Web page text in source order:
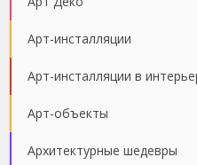
Арт-инсталляции
Арт-инсталляции в
Арт-объекты
Архитектурные шедевры